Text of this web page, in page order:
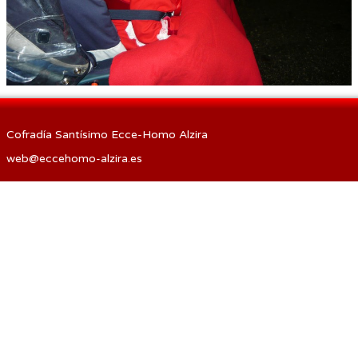
Procesión de las Antorchas
Actos
Otros
Cofradía Santísimo Ecce-Homo Alzira
web@eccehomo-alzira.es